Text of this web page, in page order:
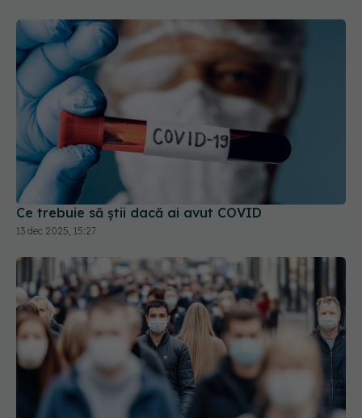
Ce trebuie să știi dacă ai avut COVID
13 dec 2025, 15:27